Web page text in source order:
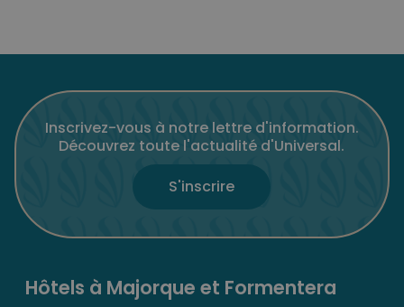
Inscrivez-vous à notre lettre d'information.
Découvrez toute l'actualité d'Universal.
S'inscrire
Hôtels à Majorque et Formentera